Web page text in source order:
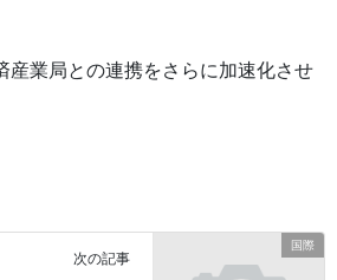
産業局との連携をさらに加速化させ
国際
次の記事